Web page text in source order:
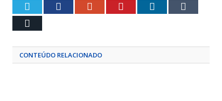
Twitter Facebook Google+ Pinterest LinkedIn
CONTEÚDO RELACIONADO